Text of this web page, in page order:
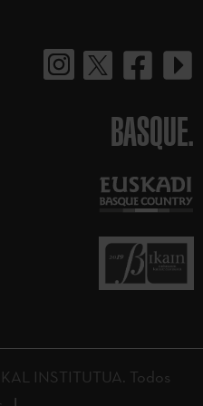
BASQUE.
INSTITUTUA. Todos